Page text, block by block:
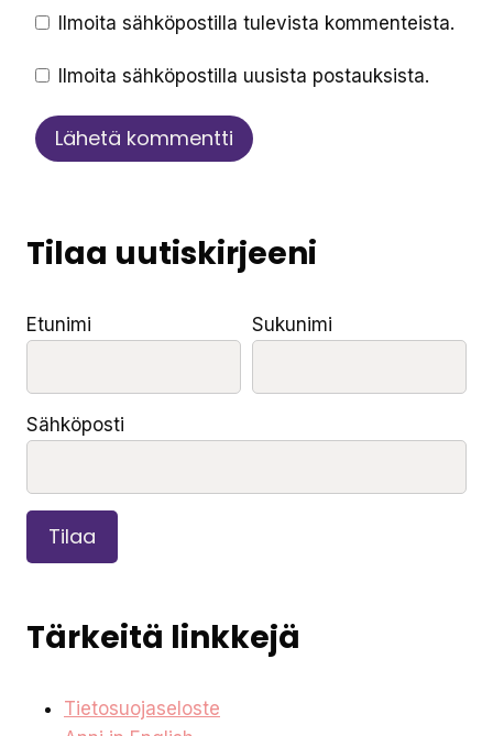
Ilmoita sähköpostilla tulevista kommenteista.
Ilmoita sähköpostilla uusista postauksista.
Tilaa uutiskirjeeni
Etunimi Sukunimi
Sähköposti
Tilaa
Tärkeitä linkkejä
Tietosuojaseloste